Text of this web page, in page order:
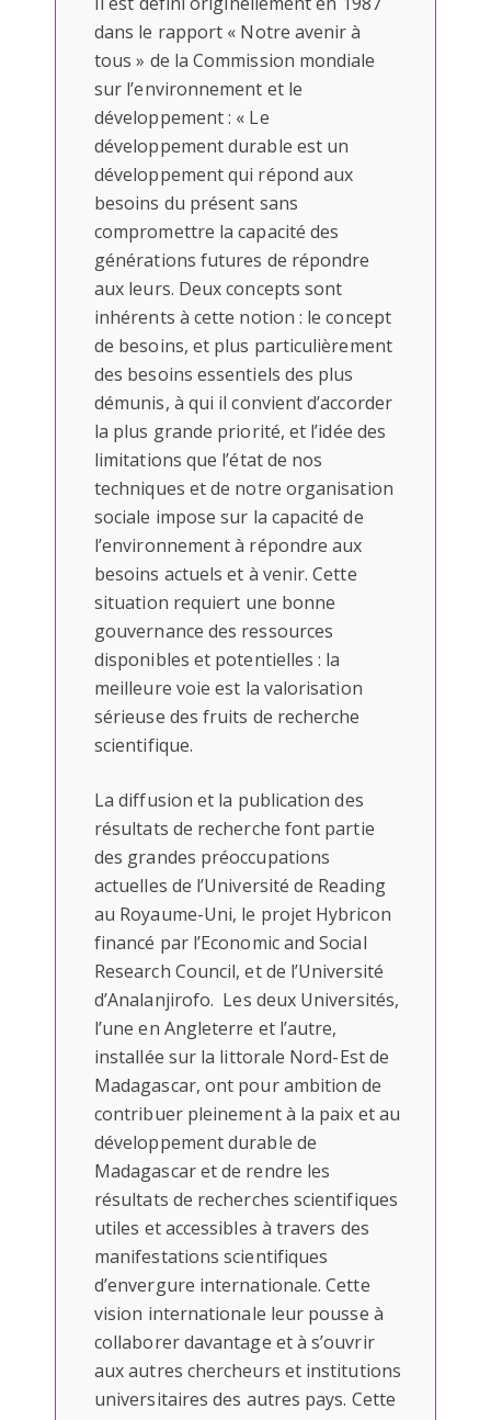
dans le rapport « Notre avenir à
tous » de la Commission mondiale
sur l’environnement et le
développement : « Le
développement durable est un
développement qui répond aux
besoins du présent sans
compromettre la capacité des
générations futures de répondre
aux leurs. Deux concepts sont
inhérents à cette notion : le concept
de besoins, et plus particulièrement
des besoins essentiels des plus
démunis, à qui il convient d’accorder
la plus grande priorité, et l’idée des
limitations que l’état de nos
techniques et de notre organisation
sociale impose sur la capacité de
l’environnement à répondre aux
besoins actuels et à venir. Cette
situation requiert une bonne
gouvernance des ressources
disponibles et potentielles : la
meilleure voie est la valorisation
sérieuse des fruits de recherche
scientifique.
La diffusion et la publication des
résultats de recherche font partie
des grandes préoccupations
actuelles de l’Université de Reading
au Royaume-Uni, le projet Hybricon
financé par l’Economic and Social
Research Council, et de l’Université
d’Analanjirofo. Les deux Universités,
l’une en Angleterre et l’autre,
installée sur la littorale Nord-Est de
Madagascar, ont pour ambition de
contribuer pleinement à la paix et au
développement durable de
Madagascar et de rendre les
résultats de recherches scientifiques
utiles et accessibles à travers des
manifestations scientifiques
d’envergure internationale. Cette
vision internationale leur pousse à
collaborer davantage et à s’ouvrir
aux autres chercheurs et institutions
universitaires des autres pays. Cette